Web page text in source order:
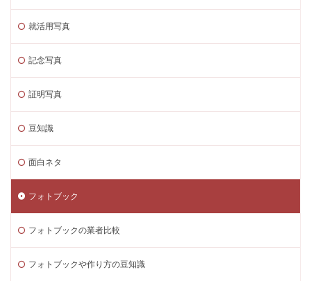
就活用写真
記念写真
証明写真
豆知識
面白ネタ
フォトブック
フォトブックの業者比較
フォトブックや作り方の豆知識